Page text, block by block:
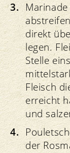
direkt
legen.
Stelle
Fleisch
erreicht
und
der